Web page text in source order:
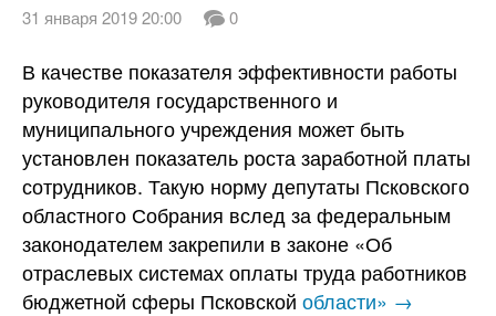
31 января 2019 20:00 0
В качестве показателя эффективности работы
руководителя государственного и
муниципального учреждения может быть
установлен показатель роста заработной платы
сотрудников. Такую норму депутаты Псковского
областного Собрания вслед за федеральным
законодателем закрепили в законе «Об
отраслевых системах оплаты труда работников
бюджетной сферы Псковской области» →